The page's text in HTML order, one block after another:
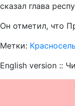
сказал глава
Он отметил, что
Метки:
English version ::